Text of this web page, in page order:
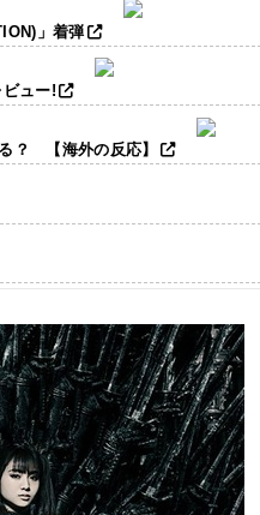
」着弾
ュー!
？ 【海外の反応】